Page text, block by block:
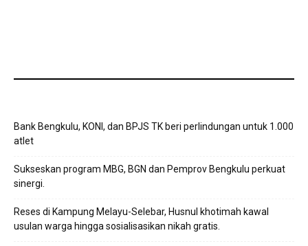
Bank Bengkulu, KONI, dan BPJS TK beri perlindungan untuk 1.000
atlet
Sukseskan program MBG, BGN dan Pemprov Bengkulu perkuat
sinergi.
Reses di Kampung Melayu-Selebar, Husnul khotimah kawal
usulan warga hingga sosialisasikan nikah gratis.